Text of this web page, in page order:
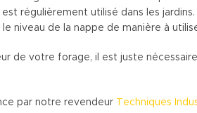
régulièrement utilisé dans les
le niveau de la nappe de manière à
de votre forage, il est juste
par notre revendeur Techniques